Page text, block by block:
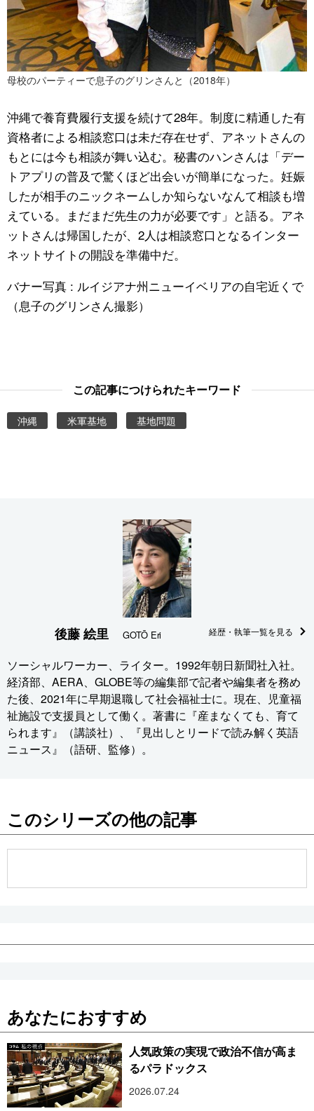
母校のパーティーで息子のグリンさんと（2018年）
沖縄で養育費履行支援を続けて28年。制度に精通した有
資格者による相談窓口は未だ存在せず、アネットさんの
もとには今も相談が舞い込む。秘書のハンさんは「デー
トアプリの普及で驚くほど出会いが簡単になった。妊娠
したが相手のニックネームしか知らないなんて相談も増
えている。まだまだ先生の力が必要です」と語る。アネ
ットさんは帰国したが、2人は相談窓口となるインター
ネットサイトの開設を準備中だ。
バナー写真 : ルイジアナ州ニューイベリアの自宅近くで
（息子のグリンさん撮影）
この記事につけられたキーワード
沖縄 米軍基地 基地問題
後藤 絵里 GOTŌ Eri 経歴・執筆一覧を見る
ソーシャルワーカー、ライター。1992年朝日新聞社入社。
経済部、AERA、GLOBE等の編集部で記者や編集者を務め
た後、2021年に早期退職して社会福祉士に。現在、児童福
祉施設で支援員として働く。著書に『産まなくても、育て
られます』（講談社）、『見出しとリードで読み解く英語
ニュース』（語研、監修）。
このシリーズの他の記事
あなたにおすすめ
人気政策の実現で政治不信が高ま
るパラドックス
2026.07.24